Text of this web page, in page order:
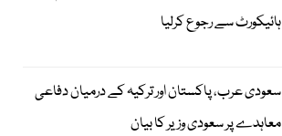
ہائیکورٹ سے رجوع کرلیا
سعودی عرب، پاکستان اور ترکیہ کے درمیان دفاعی
معاہدے پر سعودی وزیر کا بیان